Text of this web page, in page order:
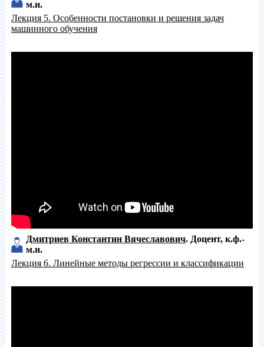
м.н.
Лекция 5. Особенности постановки и решения задач
машинного обучения
Дмитриев Константин Вячеславович Доцент к.ф.-
м.н.
Лекция 6. Линейные методы регрессии и классификации